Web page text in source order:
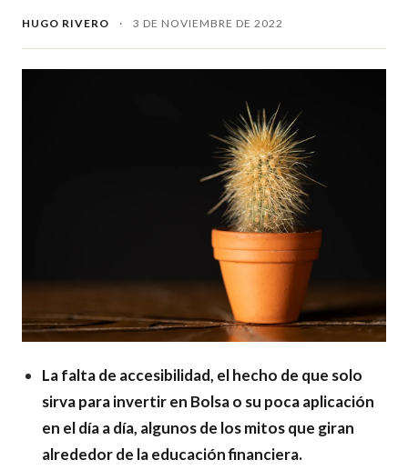
HUGO RIVERO · 3 DE NOVIEMBRE DE 2022
La falta de accesibilidad, el hecho de que solo
sirva para invertir en Bolsa o su poca aplicación
en el día a día, algunos de los mitos que giran
alrededor de la educación financiera.